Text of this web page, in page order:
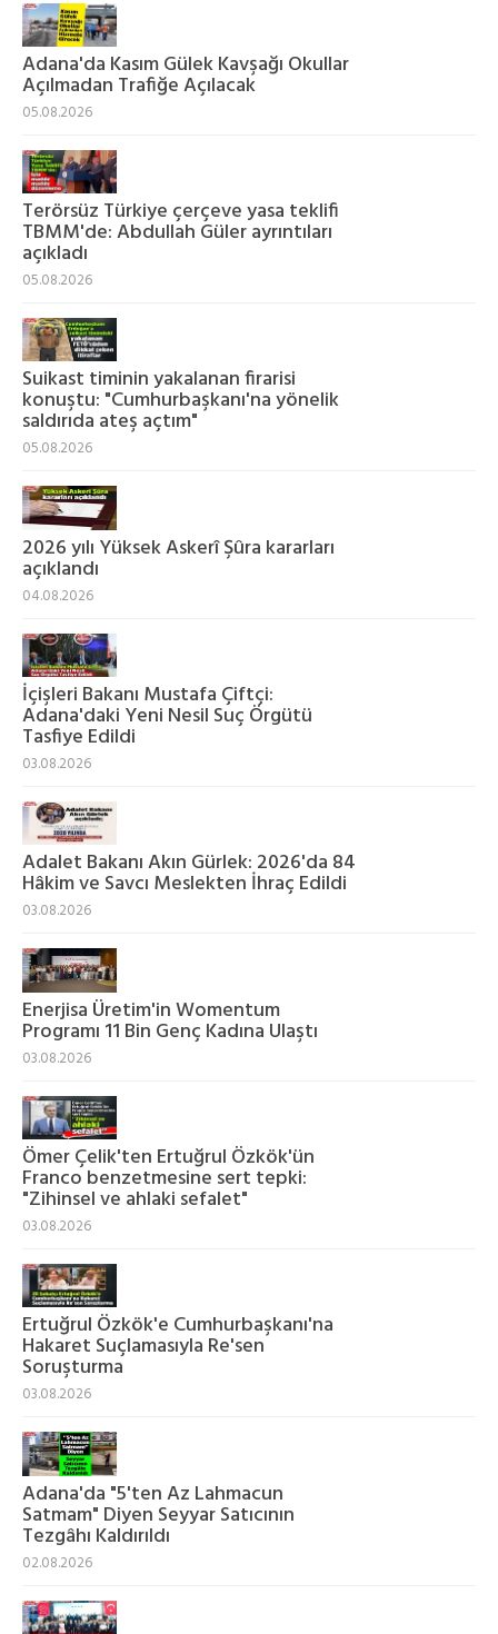
Adana'da Kasım Gülek Kavşağı Okullar
Açılmadan Trafiğe Açılacak
05.08.2026
Terörsüz Türkiye çerçeve yasa teklifi
TBMM'de: Abdullah Güler ayrıntıları
açıkladı
05.08.2026
Suikast timinin yakalanan firarisi
konuştu: "Cumhurbaşkanı'na yönelik
saldırıda ateş açtım"
05.08.2026
2026 yılı Yüksek Askerî Şûra kararları
açıklandı
04.08.2026
İçişleri Bakanı Mustafa Çiftçi:
Adana'daki Yeni Nesil Suç Örgütü
Tasfiye Edildi
03.08.2026
Adalet Bakanı Akın Gürlek: 2026'da 84
Hâkim ve Savcı Meslekten İhraç Edildi
03.08.2026
Enerjisa Üretim'in Womentum
Programı 11 Bin Genç Kadına Ulaştı
03.08.2026
Ömer Çelik'ten Ertuğrul Özkök'ün
Franco benzetmesine sert tepki:
"Zihinsel ve ahlaki sefalet"
03.08.2026
Ertuğrul Özkök'e Cumhurbaşkanı'na
Hakaret Suçlamasıyla Re'sen
Soruşturma
03.08.2026
Adana'da "5'ten Az Lahmacun
Satmam" Diyen Seyyar Satıcının
Tezgâhı Kaldırıldı
02.08.2026